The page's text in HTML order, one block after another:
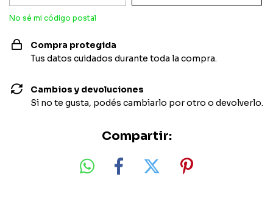
No sé mi código postal
Compra protegida
Tus datos cuidados durante toda la compra.
Cambios y devoluciones
Si no te gusta, podés cambiarlo por otro o devolverlo.
Compartir: